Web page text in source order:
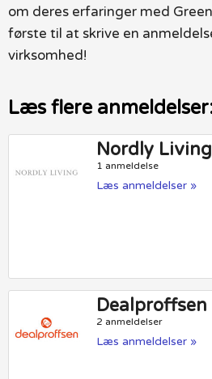
om deres erfaringer med
første til at skrive en
virksomhed!
Læs flere
Nordly Living
1 anmeldelse
Læs anmeldelser »
Dealproffsen
2 anmeldelser
Læs anmeldelser »